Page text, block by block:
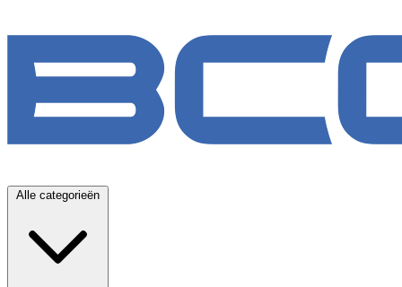
Alle categorieën